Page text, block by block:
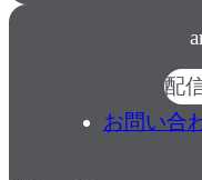
配
お問い合